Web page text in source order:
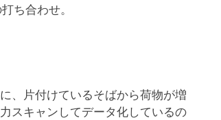
ち合わせ。
、片付けているそばから荷物が増
スキャンしてデータ化しているの